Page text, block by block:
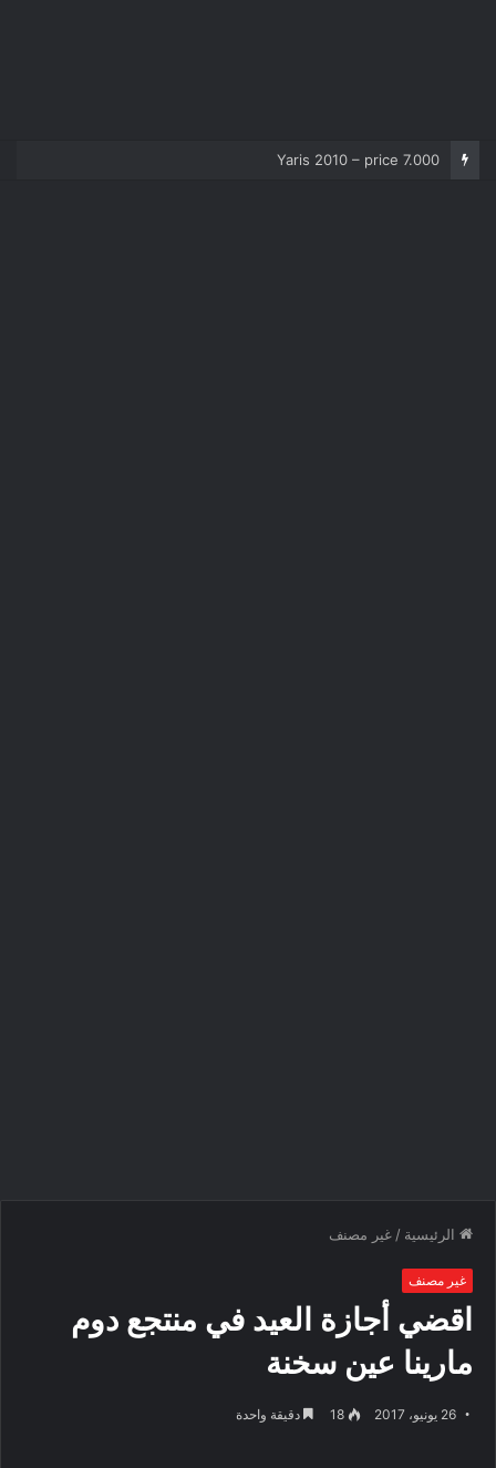
Corolla 2007 – price 5.000
الرئيسية / غير مصنف
غير مصنف
اقضي أجازة العيد في منتجع دوم
مارينا عين سخنة
26 يونيو، 2017 18 دقيقة واحدة